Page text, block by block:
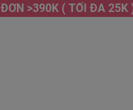
( TỐI ĐA 25K )